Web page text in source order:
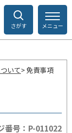
さがす メニュー
いて> 免責事項
番号：P-011022